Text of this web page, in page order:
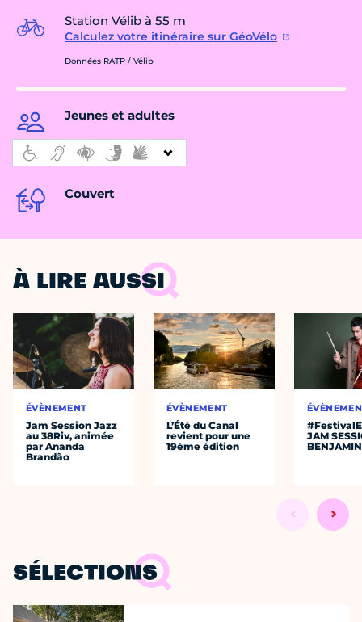
Station Vélib à 55 m
Calculez votre itinéraire sur GéoVélo
Données RATP / Vélib
Jeunes et adultes
Couvert
À LIRE AUSSI
ÉVÈNEMENT
Jam Session Jazz
au 38Riv, animée
par Ananda
Brandão
ÉVÈNEMENT
L’Été du Canal
revient pour une
19ème édition
JAM
SÉLECTIONS